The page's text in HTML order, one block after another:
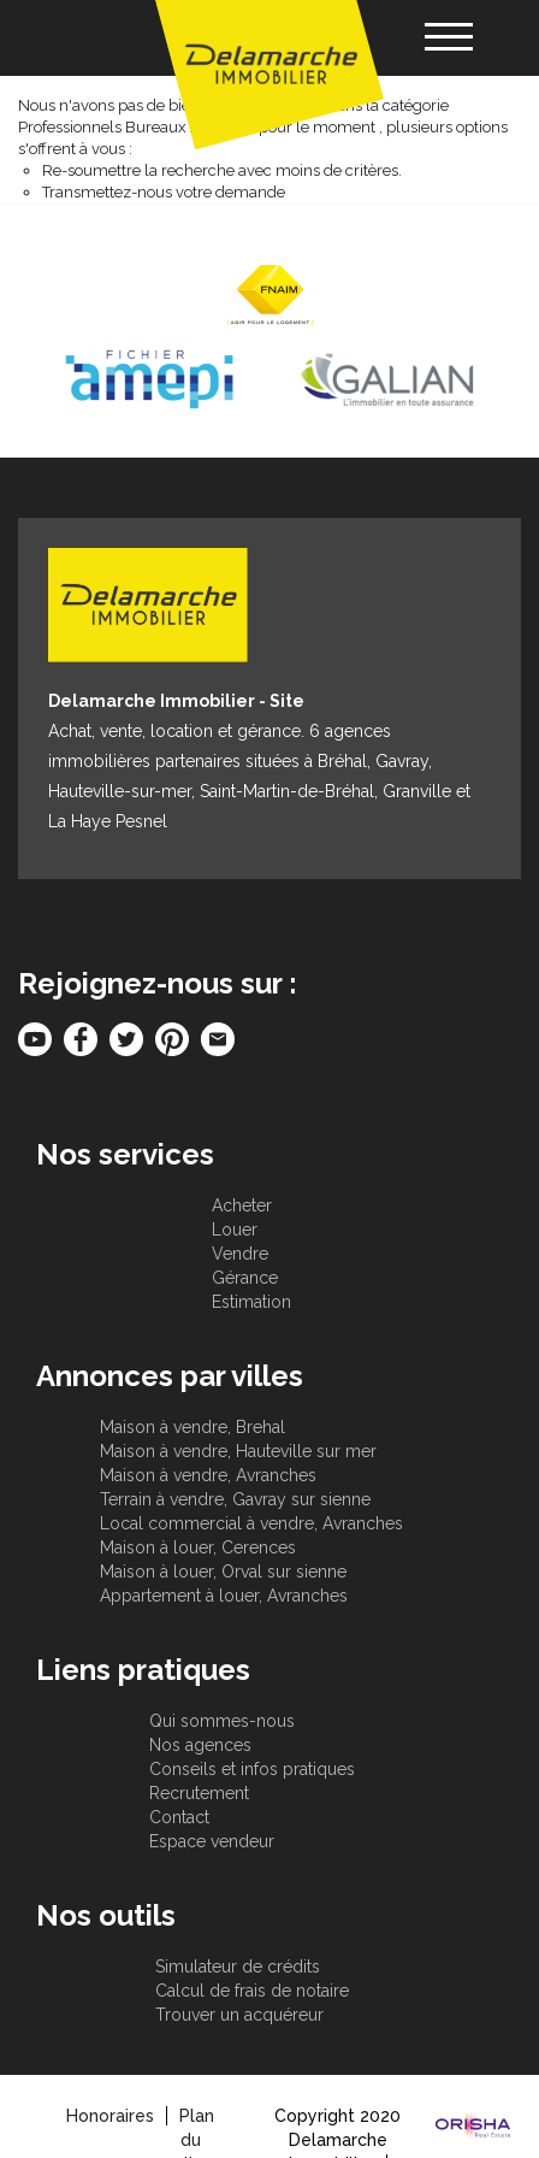
Acheter
Gérance
Professionnels bureaux a vendre
Nous n'avons pas de biens à vous proposer dans la catégorie
Professionnels Bureaux A vendre pour le moment , plusieurs options
s'offrent à vous :
Re-soumettre la recherche avec moins de critères.
Transmettez-nous votre demande
Delamarche Immobilier - Site
Achat, vente, location et gérance. 6 agences
immobilières partenaires situées à Bréhal, Gavray,
Hauteville-sur-mer, Saint-Martin-de-Bréhal, Granville et
La Haye Pesnel
Rejoignez-nous sur :
Nos services
Acheter
Louer
Vendre
Gérance
Estimation
Annonces par villes
Maison à vendre, Brehal
Maison à vendre, Hauteville sur mer
Maison à vendre, Avranches
Terrain à vendre, Gavray sur sienne
Local commercial à vendre, Avranches
Maison à louer, Cerences
Maison à louer, Orval sur sienne
Appartement à louer, Avranches
Liens pratiques
Qui sommes-nous
Nos agences
Conseils et infos pratiques
Recrutement
Contact
Espace vendeur
Nos outils
Simulateur de crédits
Calcul de frais de notaire
Trouver un acquéreur
Honoraires
Plan
du
Copyright 2020
Delamarche